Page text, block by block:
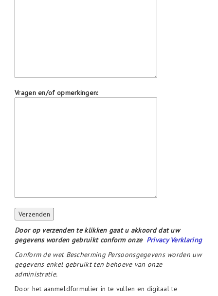
Vragen en/of opmerkingen:
Gelieve dit veld leeg te laten.
Door op verzenden te klikken gaat u akkoord dat uw
gegevens worden gebruikt conform onze Privacy Verklaring
Conform de wet Bescherming Persoonsgegevens worden uw
gegevens enkel gebruikt ten behoeve van onze
administratie.
Door het aanmeldformulier in te vullen en digitaal te